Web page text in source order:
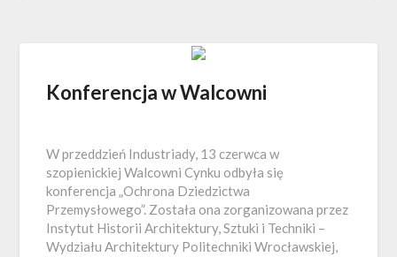
Konferencja w Walcowni
W przeddzień Industriady, 13 czerwca w
szopienickiej Walcowni Cynku odbyła się
konferencja „Ochrona Dziedzictwa
Przemysłowego”. Została ona zorganizowana przez
Instytut Historii Architektury, Sztuki i Techniki –
Wydziału Architektury Politechniki Wrocławskiej,